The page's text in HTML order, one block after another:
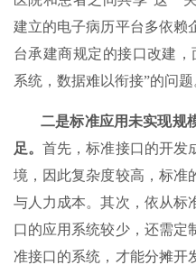
建立的电子病历平台多依赖
台承建商规定的接口改建
系统，数据难以衔接”的问题
二是标准应用未实现规
足。首先，标准接口的开发
境，因此复杂度较高，标准
与人力成本。其次，依从标
口的应用系统较少，还需定
准接口的系统，才能分摊开